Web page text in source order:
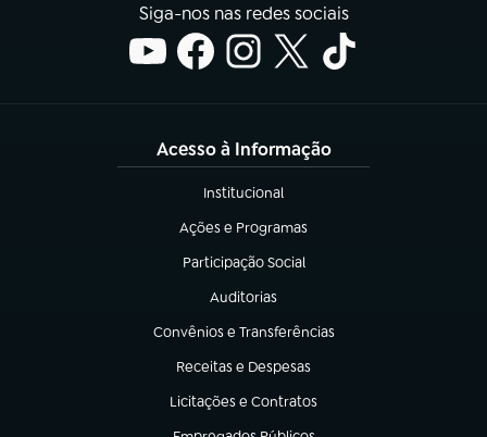
Siga-nos nas redes sociais
Acesso à Informação
Institucional
(abre em nova aba)
Ações e Programas
(abre em nova aba)
Participação Social
(abre em nova aba)
Auditorias
(abre em nova aba)
Convênios e Transferências
(abre em nova aba)
Receitas e Despesas
(abre em nova aba)
Licitações e Contratos
(abre em nova aba)